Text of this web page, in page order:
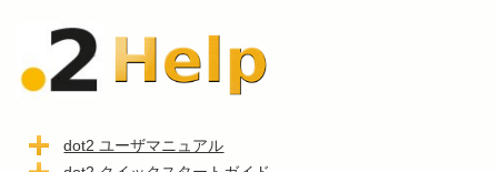
dot2 ユーザマニュアル